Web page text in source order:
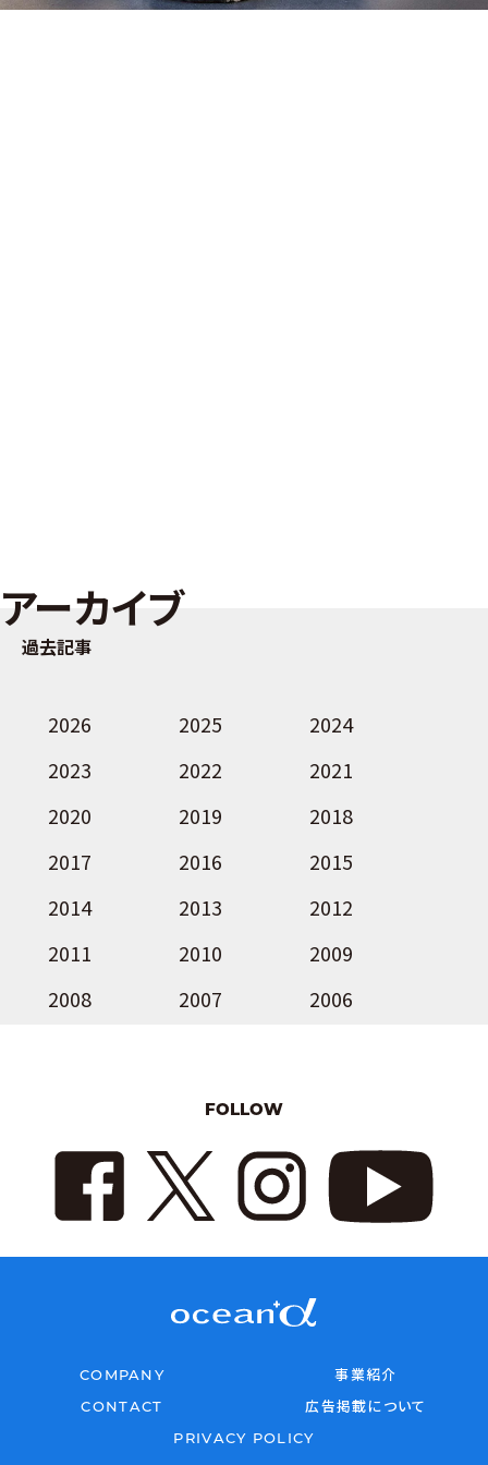
アーカイブ
過去記事
2026 2025
2024
2023
2022
2021
2020
2019
2018
2017
2016
2015
2014
2013
2012
2011
2010
2009
2008
2007 2006
FOLLOW
COMPANY
事業紹介
CONTACT
広告掲載について
PRIVACY POLICY